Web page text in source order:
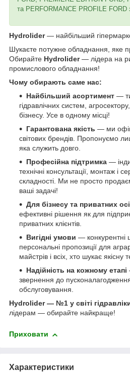
та PERFORMANCE PROFILЕ FORD
Hydrolider— найбільший
Шукаєте потужне обладнання, яке
Обирайте Hydrolider— лідера на
промислового обладнання!
Чому обирають саме нас:
Найбільший асортимент —
гідравлічних систем,
бізнесу. Усе в одному місці!
Гарантована якість — ми
світових брендів. Пропонуємо
яка служить довго.
Професійна підтримка —
технічні консультації, монтаж і
складності. Ми не просто
ваші задачі!
Для бізнесу та приватних
ефективні рішення як для
приватних клієнтів.
Вигідні умови — конкурентні
персональні пропозиції для
майстрів і всіх, хто шукає якісну
Надійність на кожному етапі
звернення до
обслуговування.
Hydrolider — №1 у світі
лідерам — обирайте найкраще!
Приховати
Характеристики